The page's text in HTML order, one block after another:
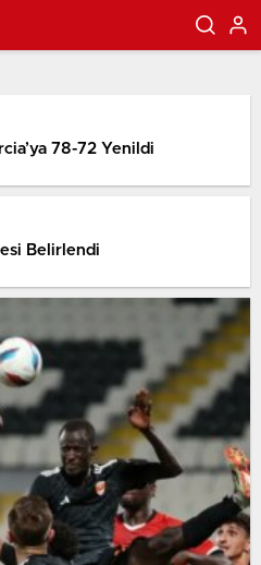
78-72 Yenildi
Belirlendi